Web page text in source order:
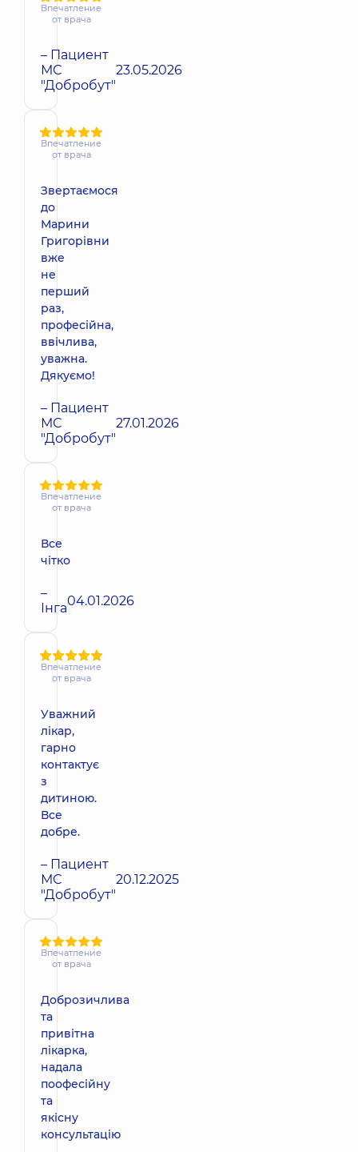
Впечатление
от врача
– Пациент
МС
"Добробут"
23.05.2026
Впечатление
от врача
Звертаємося
до
Марини
Григорівни
вже
не
перший
раз,
професійна,
ввічлива,
уважна.
Дякуємо!
– Пациент
МС
"Добробут"
27.01.2026
Впечатление
от врача
Все
чітко
–
Інга04.01.2026
Впечатление
от врача
Уважний
лікар,
гарно
контактує
з
дитиною.
Все
добре.
– Пациент
МС
"Добробут"
20.12.2025
Впечатление
от врача
Доброзичлива
та
привітна
лікарка,
надала
поофесійну
та
якісну
консультацію